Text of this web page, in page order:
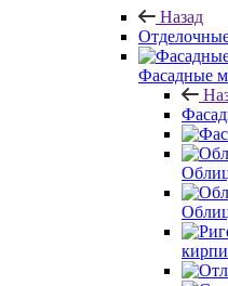
Назад
Фасадные